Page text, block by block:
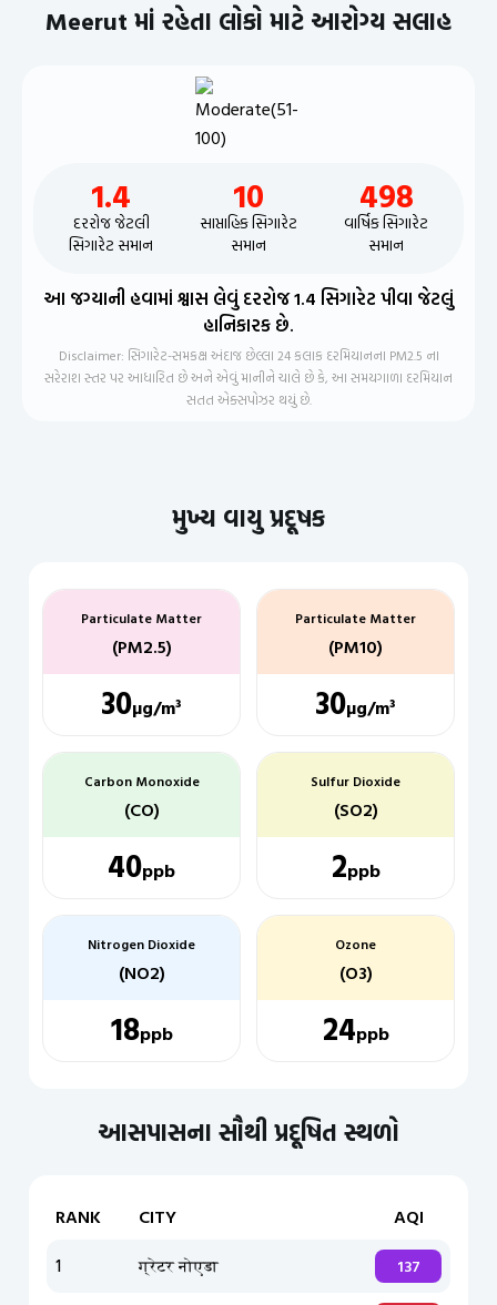
Meerut માં રહેતા લોકો માટે આરોગ્ય સલાહ
1.4
દરરોજ જેટલી
સિગારેટ સમાન
10
સાપ્તાહિક સિગારેટ
સમાન
498
વાર્ષિક સિગારેટ
સમાન
આ જગ્યાની હવામાં શ્વાસ લેવું દરરોજ 1.4 સિગારેટ પીવા જેટલું
હાનિકારક છે.
Disclaimer: સિગારેટ-સમકક્ષ અંદાજ છેલ્લા 24 કલાક દરમિયાનના PM2.5 ના
સરેરાશ સ્તર પર આધારિત છે અને એવું માનીને ચાલે છે કે, આ સમયગાળા દરમિયાન
સતત એક્સપોઝર થયું છે.
મુખ્ય વાયુ પ્રદૂષક
Particulate Matter
(PM2.5)
30µg/m³
Particulate Matter
(PM10)
30µg/m³
Carbon Monoxide
(CO)
40ppb
Sulfur Dioxide
(SO2)
2ppb
Nitrogen Dioxide
(NO2)
18ppb
Ozone
(O3)
24ppb
આસપાસના સૌથી પ્રદૂષિત સ્થળો
RANK CITY AQI
1 ग्रेटर नोएडा 137